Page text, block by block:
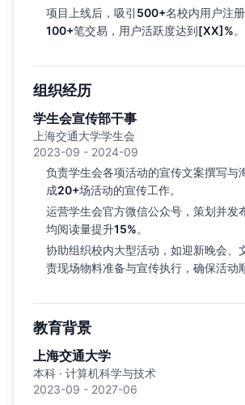
项目上线后，吸引 500+名校内用户注
100+笔交易，用户活跃度达到[XX]%。
组织经历
学生会宣传部干事
上海交通大学学生会
2023-09 - 2024-09
负责学生会各项活动的宣传文案撰写与
成20+场活动的宣传工作。
运营学生会官方微信公众号，策划并发
均阅读量提升15%。
协助组织校内大型活动，如迎新晚会、
责现场物料准备与宣传执行，确保活动
教育背景
上海交通大学
本科 · 计算机科学与技术
2023-09 - 2027-06